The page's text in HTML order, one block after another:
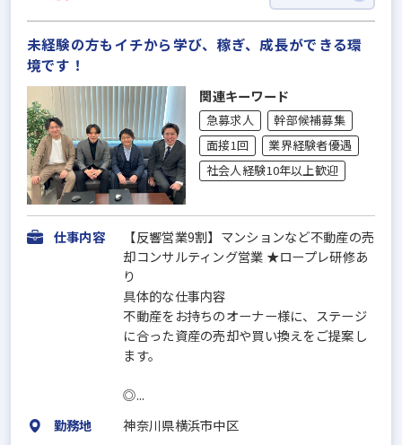
未経験の方もイチから学び、稼ぎ、成長ができる環
境です！
関連キーワード
急募求人
幹部候補募集
面接1回
業界経験者優遇
社会人経験10年以上歓迎
仕事内容
【反響営業9割】マンションなど不動産の売
却コンサルティング営業 ★ロープレ研修あ
り
具体的な仕事内容
不動産をお持ちのオーナー様に、ステージ
に合った資産の売却や買い換えをご提案し
ます。
◎...
勤務地
神奈川県横浜市中区